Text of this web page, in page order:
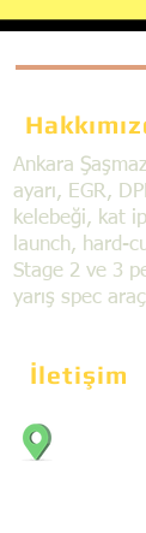
Ankara
ayarı, EGR,
kelebeği, kat
launch, hard-
Stage 2 ve 3
yarış spec
İletişim